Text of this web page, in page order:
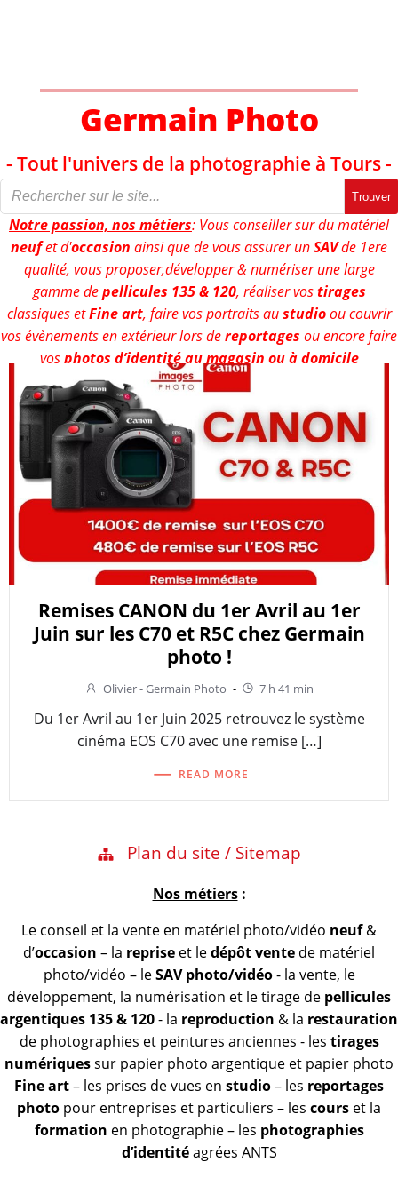
Germain Photo
- Tout l'univers de la photographie à Tours -
Trouver
Notre passion, nos métiers: Vous conseiller sur du matériel
neufet d'occasion ainsi que de vous assurer unSAVde 1ere
qualité, vous proposer,développer & numériser une large
gamme depellicules 135 & 120, réaliser vostirages
classiques etFine art, faire vos portraits austudioou couvrir
vos évènements en extérieur lors dereportages ou encore faire
vosphotos d’identité au magasin ou à domicile
Remises CANON du 1er Avril au 1er
Juin sur les C70 et R5C chez Germain
photo !
Olivier - Germain Photo - 7 h 41 min
Du 1er Avril au 1er Juin 2025 retrouvez le système
cinéma EOS C70 avec une remise […]
READ MORE
Plan du site / Sitemap
Nos métiers:
Le conseil et la vente en matériel photo/vidéo neuf&
d’occasion – la reprise et ledépôt vente de matériel
photo/vidéo – leSAV photo/vidéo- la vente, le
développement, la numérisation et le tirage de pellicules
argentiques 135 & 120- la reproduction & la restauration
de photographies et peintures anciennes - les tirages
numériquessur papier photo argentique et papier photo
Fine art– les prises de vues en studio– les reportages
photo pour entreprises et particuliers – les cours et la
formation en photographie – les photographies
d’identitéagrées ANTS